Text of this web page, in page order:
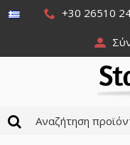
+30 26510